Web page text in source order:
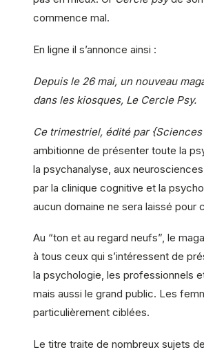
commence mal.
En ligne il s’annonce ainsi :
Depuis le 26 mai, un nouveau
dans les kiosques, Le Cercle Psy.
Ce trimestriel, édité par
ambitionne de présenter toute la
la psychanalyse, aux
par la clinique cognitive et la
aucun domaine ne sera laissé pour
Au “ton et au regard neufs”, le
à tous ceux qui s’intéressent de
la psychologie, les professionnels
mais aussi le grand public. Les
particulièrement ciblées.
Le titre traite de nombreux sujets